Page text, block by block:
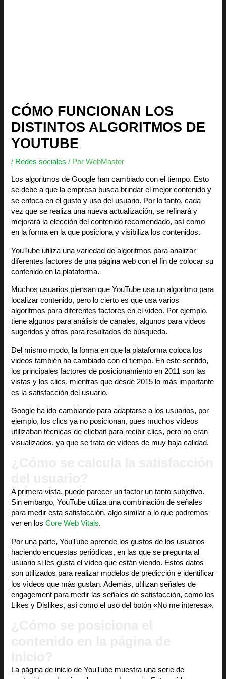
CÓMO FUNCIONAN LOS
DISTINTOS ALGORITMOS DE
YOUTUBE
/ Redes sociales / PorWebMaster
Los algoritmos de Google han cambiado con el tiempo. Esto
se debe a que la empresa busca brindar el mejor contenido y
se enfoca en el gusto y uso del usuario. Por lo tanto, cada
vez que se realiza una nueva actualización, se refinará y
mejorará la elección del contenido recomendado, así como
en la forma en la que posiciona y visibiliza los contenidos.
YouTube utiliza una variedad de algoritmos para analizar
diferentes factores de una página web con el fin de colocar su
contenido en la plataforma.
Muchos usuarios piensan que YouTube usa un algoritmo para
localizar contenido, pero lo cierto es que usa varios
algoritmos para diferentes factores en el video. Por ejemplo,
tiene algunos para análisis de canales, algunos para videos
sugeridos y otros para resultados de búsqueda.
Del mismo modo, la forma en que la plataforma coloca los
videos también ha cambiado con el tiempo. En este sentido,
los principales factores de posicionamiento en 2011 son las
vistas y los clics, mientras que desde 2015 lo más importante
es la satisfacción del usuario.
Google ha ido cambiando para adaptarse a los usuarios, por
ejemplo, los clics ya no posicionan, pues muchos vídeos
utilizaban técnicas de clicbait para recibir clics, pero no eran
visualizados, ya que se trata de vídeos de muy baja calidad.
A primera vista, puede parecer un factor un tanto subjetivo.
Sin embargo, YouTube utiliza una combinación de señales
para medir esta satisfacción, algo similar a lo que podremos
ver en losCore Web Vitals.
Por una parte, YouTube aprende los gustos de los usuarios
haciendo encuestas periódicas, en las que se pregunta al
usuario si les gusta el vídeo que están viendo. Estos datos
son utilizados para realizar modelos de predicción e identificar
los vídeos que más gustan. Además, utilizan señales de
engagement para medir las señales de satisfacción, como los
Likes y Dislikes, así como el uso del botón «No me interesa».
La página de inicio de YouTube muestra una serie de